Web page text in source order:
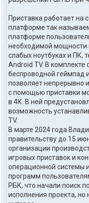
Приставка работает на
платформе так
платформе
необходимой мощности
слабых ноутбуках и ПК,
Android TV. В комплекте
беспроводной геймпад
позволяет непрерывно
с помощью приставки
в 4К. В ней
возможность
TV.
В марте 2024 года
правительству до 15
организации
игровых приставок и
операционной системы
программ
РБК, что начали поиск
исполнения проекта, но